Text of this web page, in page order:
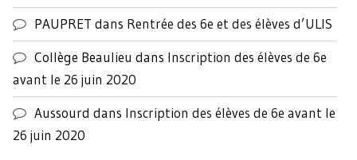
PAUPRET dans Rentrée des 6e et des élèves d’ULIS
Collège Beaulieu dans Inscription des élèves de 6e
avant le 26 juin 2020
Aussourd dans Inscription des élèves de 6e avant le
26 juin 2020